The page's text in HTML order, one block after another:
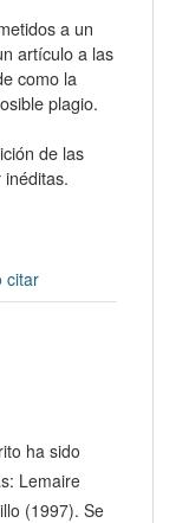
citar
ha sido
Lemaire
(1997). Se
a un
artículo a las
como la
plagio.
de las